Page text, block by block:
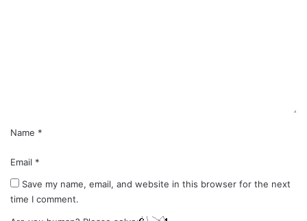
Name *
Email *
Save my name, email, and website in this browser for the next
time I comment.